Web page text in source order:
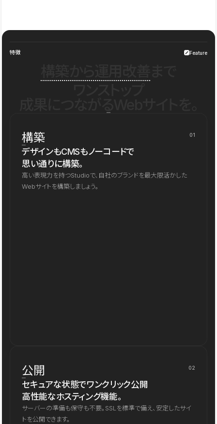
特徴 Feature
構築 01
デザインもCMSもノーコードで
思い通りに構築。
高い表現力を持つStudioで、自社のブランドを最大限活かした
Webサイトを構築しましょう。
公開 02
セキュアな状態でワンクリック公開
高性能なホスティング機能。
サーバーの準備も保守も不要。SSLを標準で備え、安定したサイ
トを公開できます。